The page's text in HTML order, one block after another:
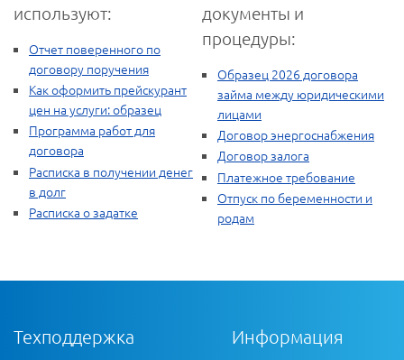
используют:
Отчет поверенного по
договору поручения
Как оформить прейскурант
цен на услуги: образец
Программа работ для
договора
Расписка в получении денег
в долг
Расписка о задатке
документы и
процедуры:
Образец 2026 договора
займа между юридическими
лицами
Договор энергоснабжения
Договор залога
Платежное требование
Отпуск по беременности и
родам
Техподдержка Информация